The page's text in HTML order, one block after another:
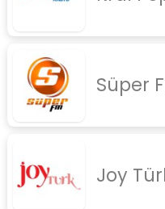
jazz
rap
diger
Gizlilik Politikası
Süper
Joy